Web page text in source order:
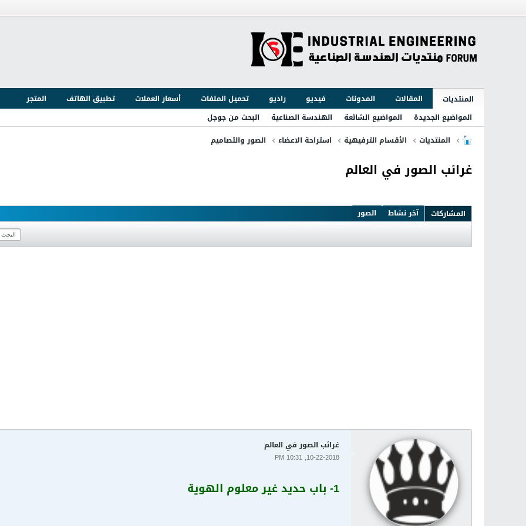
المنتديات المقالات المدونات فيديو راديو تحميل الملفات أسعار العملات تطبيق الهاتف
المتجر
المواضيع الجديدة
المواضيع الشائعة الهندسة الصناعية
البحث من جوجل
المنتديات
الأقسام الترفيهية استراحة الاعضاء الصور والتصاميم
غرائب الصور في العالم
المشاركات آخر نشاط الصور
غرائب الصور في العالم
10-22-2018, 10:31 PM
1- باب حديد غير معلوم الهوية